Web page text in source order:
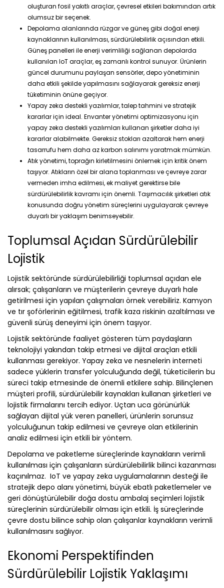
oluşturan fosil yakıtlı araçlar, çevresel etkileri bakımından artık
olumsuz bir seçenek.
Depolama alanlarında rüzgar ve güneş gibi doğal enerji
kaynaklarının kullanılması, sürdürülebilirlik açısından etkili.
Güneş panelleri ile enerji verimliliği sağlanan depolarda
kullanılan IoT araçlar, eş zamanlı kontrol sunuyor. Ürünlerin
güncel durumunu paylaşan sensörler, depo yönetiminin
daha etkili şekilde yapılmasını sağlayarak gereksiz enerji
tüketiminin önüne geçiyor.
Yapay zeka destekli yazılımlar, talep tahmini ve stratejik
kararlar için ideal. Envanter yönetimi optimizasyonu için
yapay zeka destekli yazılımları kullanan şirketler daha iyi
kararlar alabilmekte. Gereksiz stokları azaltarak hem enerji
tasarrufu hem daha az karbon salınımı yaratmak mümkün.
Atık yönetimi, toprağın kirletilmesini önlemek için kritik önem
taşıyor. Atıkların özel bir alana toplanması ve çevreye zarar
vermeden imha edilmesi, ek maliyet gerektirse bile
sürdürülebilirlik kavramı için önemli. Taşımacılık şirketleri atık
konusunda doğru yönetim süreçlerini uygulayarak çevreye
duyarlı bir yaklaşım benimseyebilir.
Toplumsal Açıdan Sürdürülebilir
Lojistik
Lojistik sektöründe sürdürülebilirliği toplumsal açıdan ele
alırsak; çalışanların ve müşterilerin çevreye duyarlı hale
getirilmesi için yapılan çalışmaları örnek verebiliriz. Kamyon
ve tır şoförlerinin eğitilmesi, trafik kaza riskinin azaltılması ve
güvenli sürüş deneyimi için önem taşıyor.
Lojistik sektöründe faaliyet gösteren tüm paydaşların
teknolojiyi yakından takip etmesi ve dijital araçları etkili
kullanması gerekiyor. Yapay zeka ve nesnelerin interneti
sadece yüklerin transfer yolculuğunda değil, tüketicilerin bu
süreci takip etmesinde de önemli etkilere sahip. Bilinçlenen
müşteri profili, sürdürülebilir kaynakları kullanan şirketleri ve
lojistik firmalarını tercih ediyor. Uçtan uca görünürlük
sağlayan dijital yük veren panelleri, ürünlerin sorunsuz
yolculuğunun takip edilmesi ve çevreye olan etkilerinin
analiz edilmesi için etkili bir yöntem.
Depolama ve paketleme süreçlerinde kaynakların verimli
kullanılması için çalışanların sürdürülebilirlik bilinci kazanması
kaçınılmaz. IoT ve yapay zeka uygulamalarının desteği ile
stratejik depo alanı yönetimi, büyük ebatlı paketlemeler ve
geri dönüştürülebilir doğa dostu ambalaj seçimleri lojistik
süreçlerinin sürdürülebilir olması için etkili. İş süreçlerinde
çevre dostu bilince sahip olan çalışanlar kaynakların verimli
kullanılmasını sağlıyor.
Ekonomi Perspektifinden
Sürdürülebilir Lojistik Yaklaşımı